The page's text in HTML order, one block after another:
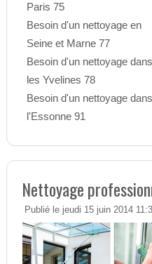
Paris 75
Besoin d'un nettoyage en
Seine et Marne 77
Besoin d'un nettoyage dans
les Yvelines 78
Besoin d'un nettoyage dans
l'Essonne 91
Nettoyage
Publié le jeudi 15 juin 2014